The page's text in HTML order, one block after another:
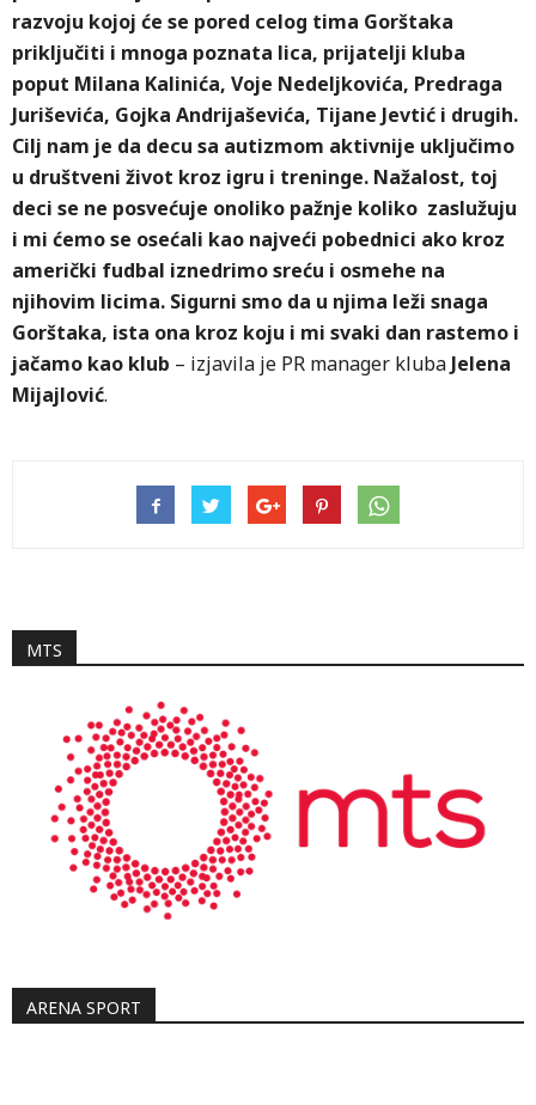
razvoju kojoj će se pored celog tima Gorštaka
priključiti i mnoga poznata lica, prijatelji kluba
poput Milana Kalinića, Voje Nedeljkovića, Predraga
Juriševića, Gojka Andrijaševića, Tijane Jevtić i drugih.
Cilj nam je da decu sa autizmom aktivnije uključimo
u društveni život kroz igru i treninge. Nažalost, toj
deci se ne posvećuje onoliko pažnje koliko zaslužuju
i mi ćemo se osećali kao najveći pobednici ako kroz
američki fudbal iznedrimo sreću i osmehe na
njihovim licima. Sigurni smo da u njima leži snaga
Gorštaka, ista ona kroz koju i mi svaki dan rastemo i
jačamo kao klub – izjavila je PR manager kluba Jelena
Mijajlović.
MTS
ARENA SPORT